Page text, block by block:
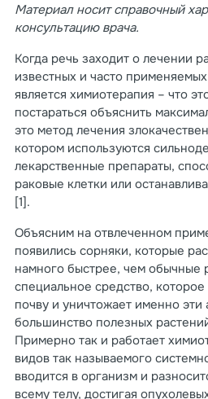
Материал носит справочный
консультацию врача.
Когда речь заходит о лечении
известных и часто
является химиотерапия – что
постараться объяснить
это метод лечения
котором используются
лекарственные препараты,
раковые клетки или
[1].
Объясним на отвлеченном
появились сорняки, которые
намного быстрее, чем обычные
специальное средство,
почву и уничтожает именно эти
большинство полезных
Примерно так и работает
видов так называемого
вводится в организм и
всему телу, достигая